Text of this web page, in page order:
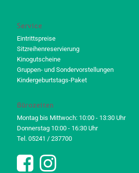
Service
Eintrittspreise
Sitzreihenreservierung
Kinogutscheine
Gruppen- und Sondervorstellungen
Kindergeburtstags-Paket
Bürozeiten
Montag bis Mittwoch: 10:00 - 13:30 Uhr
Donnerstag 10:00 - 16:30 Uhr
Tel. 05241 / 237700